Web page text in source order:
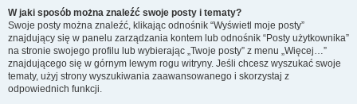
W jaki sposób można znaleźć swoje posty i tematy?
Swoje posty można znaleźć, klikając odnośnik “Wyświetl moje posty”
znajdujący się w panelu zarządzania kontem lub odnośnik “Posty użytkownika”
na stronie swojego profilu lub wybierając „Twoje posty” z menu „Więcej…”
znajdującego się w górnym lewym rogu witryny. Jeśli chcesz wyszukać swoje
tematy, użyj strony wyszukiwania zaawansowanego i skorzystaj z
odpowiednich funkcji.